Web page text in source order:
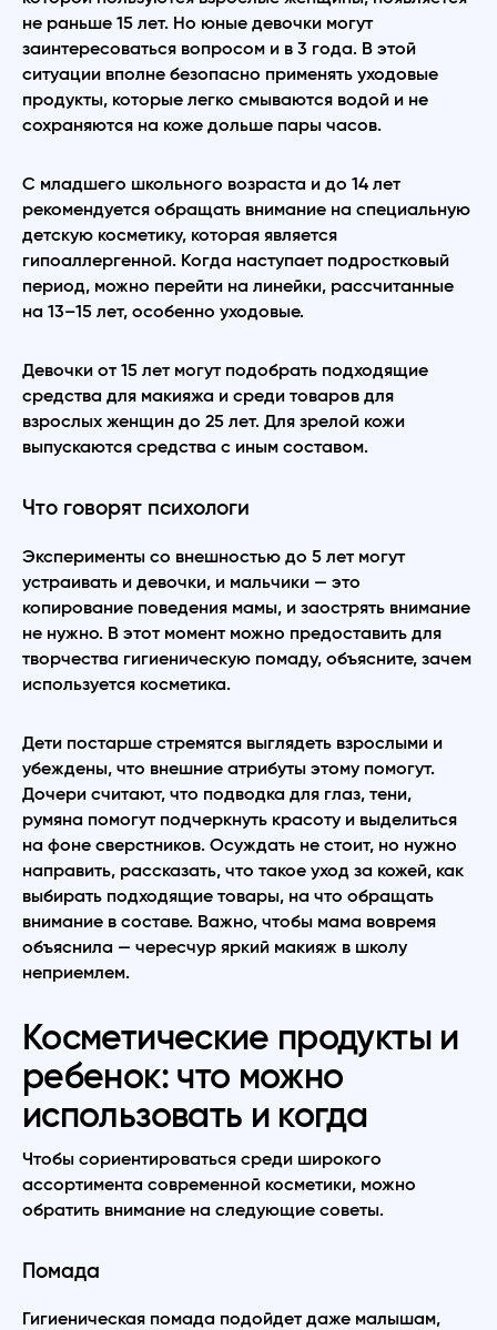
не раньше 15 лет. Но юные девочки могут
заинтересоваться вопросом и в 3 года. В этой
ситуации вполне безопасно применять уходовые
продукты, которые легко смываются водой и не
сохраняются на коже дольше пары часов.
С младшего школьного возраста и до 14 лет
рекомендуется обращать внимание на специальную
детскую косметику, которая является
гипоаллергенной. Когда наступает подростковый
период, можно перейти на линейки, рассчитанные
на 13–15 лет, особенно уходовые.
Девочки от 15 лет могут подобрать подходящие
средства для макияжа и среди товаров для
взрослых женщин до 25 лет. Для зрелой кожи
выпускаются средства с иным составом.
Что говорят психологи
Эксперименты со внешностью до 5 лет могут
устраивать и девочки, и мальчики — это
копирование поведения мамы, и заострять внимание
не нужно. В этот момент можно предоставить для
творчества гигиеническую помаду, объясните, зачем
используется косметика.
Дети постарше стремятся выглядеть взрослыми и
убеждены, что внешние атрибуты этому помогут.
Дочери считают, что подводка для глаз, тени,
румяна помогут подчеркнуть красоту и выделиться
на фоне сверстников. Осуждать не стоит, но нужно
направить, рассказать, что такое уход за кожей, как
выбирать подходящие товары, на что обращать
внимание в составе. Важно, чтобы мама вовремя
объяснила — чересчур яркий макияж в школу
неприемлем.
Косметические продукты и
ребенок: что можно
использовать и когда
Чтобы сориентироваться среди широкого
ассортимента современной косметики, можно
обратить внимание на следующие советы.
Помада
Гигиеническая помада подойдет даже малышам,